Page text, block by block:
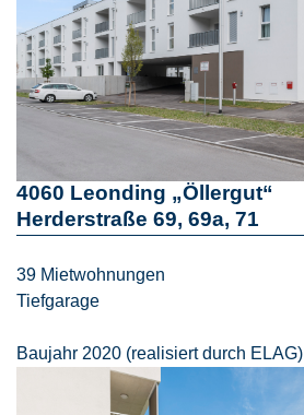
4060 Leonding „Öllergut“
Herderstraße 69, 69a, 71
39 Mietwohnungen
Tiefgarage
Baujahr 2020 (realisiert durch ELAG)